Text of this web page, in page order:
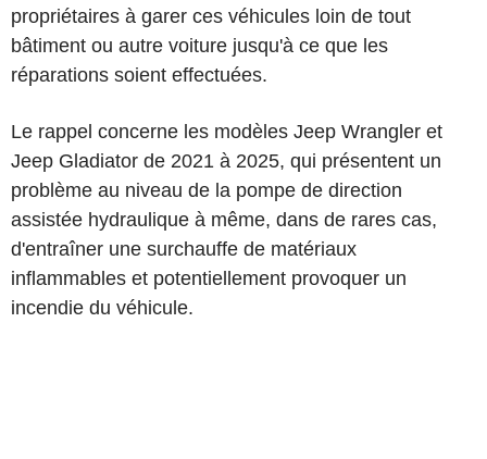
propriétaires à garer ces véhicules loin de tout
bâtiment ou autre voiture jusqu'à ce que les
réparations soient effectuées.
Le rappel concerne les modèles Jeep Wrangler et
Jeep Gladiator de 2021 à 2025, qui présentent un
problème au niveau de la pompe de direction
assistée hydraulique à même, dans de rares cas,
d'entraîner une surchauffe de matériaux
inflammables et potentiellement provoquer un
incendie du véhicule.